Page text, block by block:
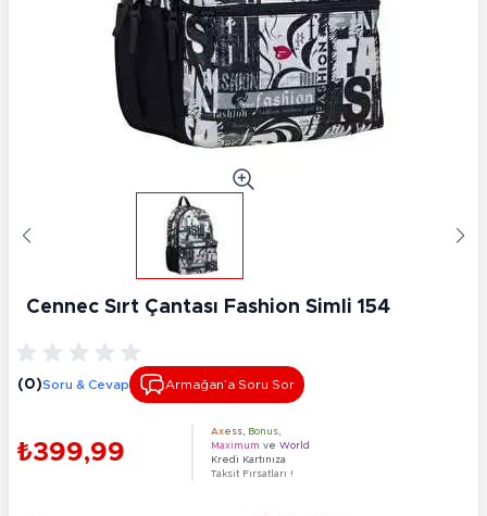
Cennec Sırt Çantası Fashion Simli 154
(0)Soru & Cevap Armağan’a Soru Sor
₺399,99
Axess Bonus
Maximum ve World
Kredi Kartınıza
Taksit Fırsatları !